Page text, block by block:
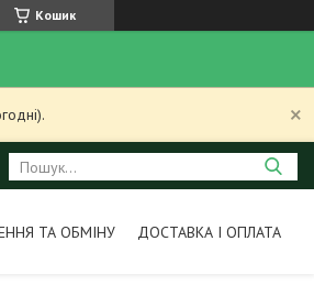
Кошик
ТА ОБМІНУ ДОСТАВКА І ОПЛАТА